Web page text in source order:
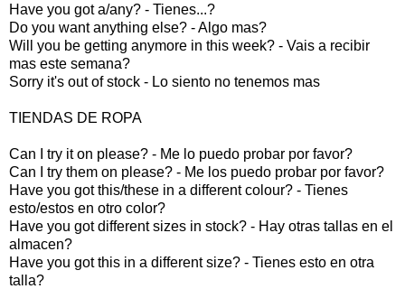
Have you got a/any? - Tienes...?
Do you want anything else? - Algo mas?
Will you be getting anymore in this week? - Vais a recibir
mas este semana?
Sorry it's out of stock - Lo siento no tenemos mas
TIENDAS DE ROPA
Can I try it on please? - Me lo puedo probar por favor?
Can I try them on please? - Me los puedo probar por favor?
Have you got this/these in a different colour? - Tienes
esto/estos en otro color?
Have you got different sizes in stock? - Hay otras tallas en el
almacen?
Have you got this in a different size? - Tienes esto en otra
talla?